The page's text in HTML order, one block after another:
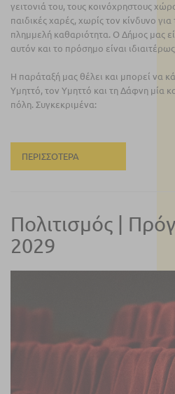
γειτονιά του, τους κοινόχρηστους
παιδικές χαρές, χωρίς τον κίνδυνο
πλημμελή καθαριότητα. Ο Δήμος μας
αυτόν και το πρόσημο είναι
Η παράταξή μας θέλει και μπορεί να
Υμηττό, τον Υμηττό και τη Δάφνη μία
πόλη. Συγκεκριμένα:
ΠΕΡΙΣΣΌΤΕΡΑ
Πολιτισμός |
2029